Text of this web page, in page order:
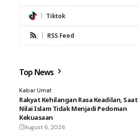
Tiktok
RSS Feed
Top News
Kabar Umat
Rakyat Kehilangan Rasa Keadilan, Saat
Nilai Islam Tidak Menjadi Pedoman
Kekuasaan
August 6, 2026